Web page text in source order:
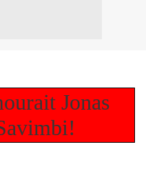
Jonas